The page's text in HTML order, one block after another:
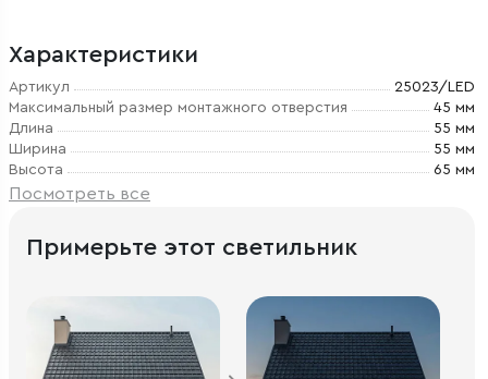
Характеристики
Артикул
25023/LED
Максимальный размер монтажного отверстия
45 мм
Длина
55 мм
Ширина
55 мм
Высота
65 мм
Посмотреть все
Примерьте этот светильник